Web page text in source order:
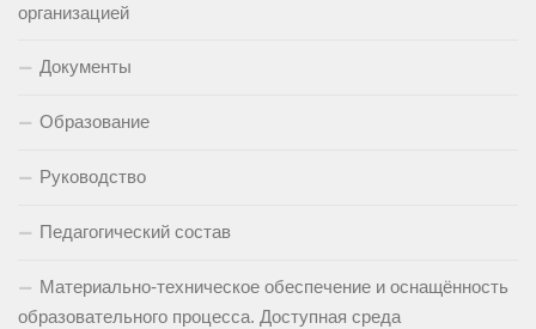
организацией
Документы
Образование
Руководство
Педагогический состав
Материально-техническое обеспечение и оснащённость
образовательного процесса. Доступная среда